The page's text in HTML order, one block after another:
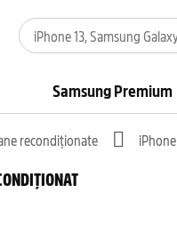
Samsung Premium
recondiționate iPhone